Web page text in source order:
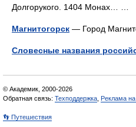
Долгорукого. 1404 Монах… …
Магнитогорск — Город
Словесные названия
© Академик, 2000-2026
Обратная связь: Техподдержка Реклама
👣 Путешествия